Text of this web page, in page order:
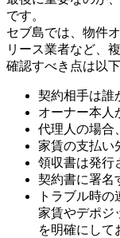
です。
セブ島では、物件
リース業者など、
確認すべき点は以下
契約相手は誰
オーナー本人
代理人の場合
家賃の支払い
領収書は発行
契約書に署名
トラブル時
家賃やデポジ
を明確にして